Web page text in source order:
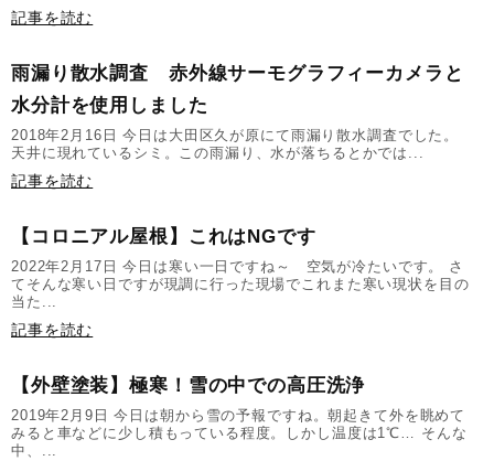
記事を読む
雨漏り散水調査 赤外線サーモグラフィーカメラと
水分計を使用しました
2018年2月16日 今日は大田区久が原にて雨漏り散水調査でした。
天井に現れているシミ。この雨漏り、水が落ちるとかでは...
記事を読む
【コロニアル屋根】これはNGです
2022年2月17日 今日は寒い一日ですね～ 空気が冷たいです。 さ
てそんな寒い日ですが現調に行った現場でこれまた寒い現状を目の
当た...
記事を読む
【外壁塗装】極寒！雪の中での高圧洗浄
2019年2月9日 今日は朝から雪の予報ですね。朝起きて外を眺めて
みると車などに少し積もっている程度。しかし温度は1℃… そんな
中、...